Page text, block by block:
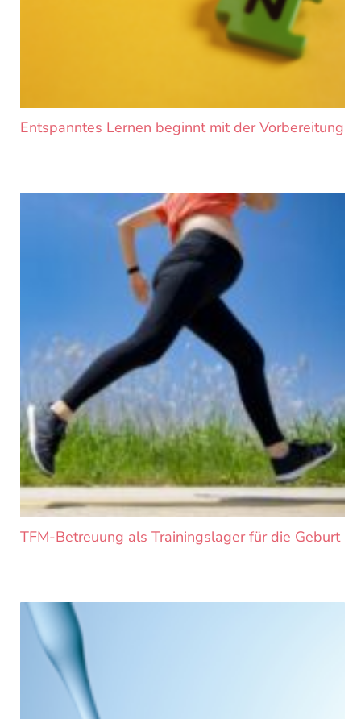
Entspanntes Lernen beginnt mit der Vorbereitung
TFM-Betreuung als Trainingslager für die Geburt